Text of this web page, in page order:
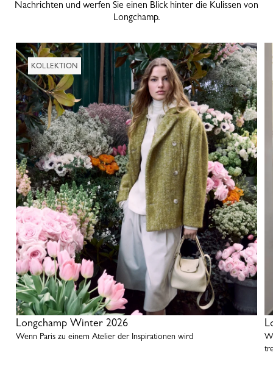
Nachrichten und werfen Sie einen Blick hinter die Kulissen von
Longchamp.
KOLLEKTION
Longchamp Winter 2026
Wenn Paris zu einem Atelier der Inspirationen wird